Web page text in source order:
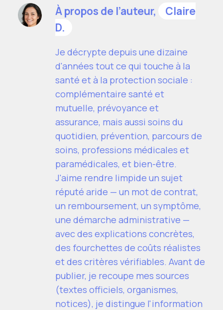
À propos de l’auteur,
Claire
D.
Je décrypte depuis une dizaine
d'années tout ce qui touche à la
santé et à la protection sociale :
complémentaire santé et
mutuelle, prévoyance et
assurance, mais aussi soins du
quotidien, prévention, parcours de
soins, professions médicales et
paramédicales, et bien-être.
J'aime rendre limpide un sujet
réputé aride — un mot de contrat,
un remboursement, un symptôme,
une démarche administrative —
avec des explications concrètes,
des fourchettes de coûts réalistes
et des critères vérifiables. Avant de
publier, je recoupe mes sources
(textes officiels, organismes,
notices), je distingue l'information